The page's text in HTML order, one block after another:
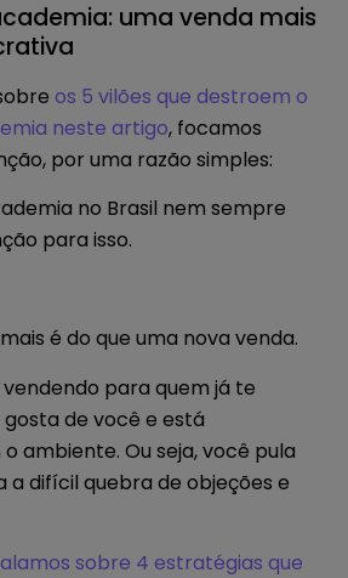
uma venda mais
os 5 vilões que destroem o
neste artigo, focamos
por uma razão simples:
no Brasil nem sempre
para isso.
é do que uma nova venda.
para quem já te
de você e está
ambiente. Ou seja, você pula
a difícil quebra de objeções e
sobre 4 estratégias que